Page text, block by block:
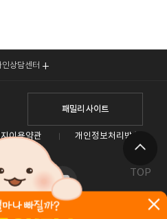
TOP
인상담센터
패밀리 사이트
이용약관 개인정보처리방침